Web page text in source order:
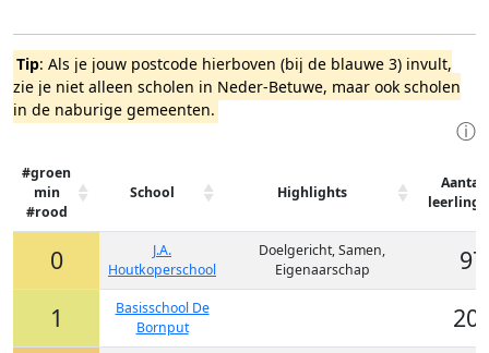
Tip: Als je jouw postcode hierboven (bij de blauwe 3) invult,
zie je niet alleen scholen in Neder-Betuwe, maar ook scholen
in de naburige gemeenten.
ⓘ
#groen
min
#rood
School Highlights
Aantal
0
J.A.
Houtkoperschool
Doelgericht, Samen,
Eigenaarschap
97
1
Basisschool De
Bornput